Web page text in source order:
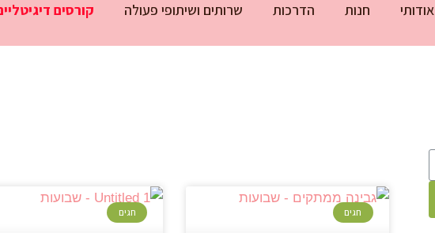
אודותי חנות הדרכות שרותים ושיתופי פעולה קורסים
חגים חגים